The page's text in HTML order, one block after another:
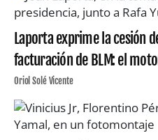
Laporta exprime la cesión
facturación de BLM: el
Oriol Solé Vicente